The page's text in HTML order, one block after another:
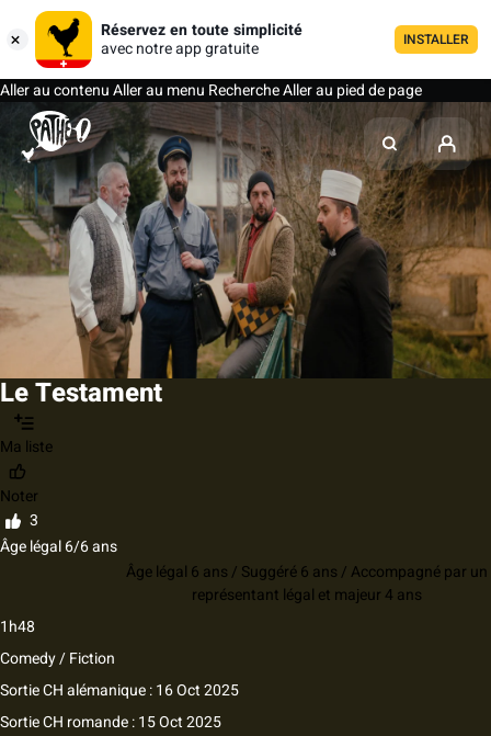
Réservez en toute simplicité
avec notre app gratuite
INSTALLER
Aller au contenuAller au menu RechercheAller au pied de page
Le Testament
Ma liste
Noter
3
Âge légal 6/6 ans
Âge légal 6 ans / Suggéré 6 ans / Accompagné par un
représentant légal et majeur 4 ans
1h48
Comedy / Fiction
Sortie CH alémanique : 16 Oct 2025
Sortie CH romande : 15 Oct 2025